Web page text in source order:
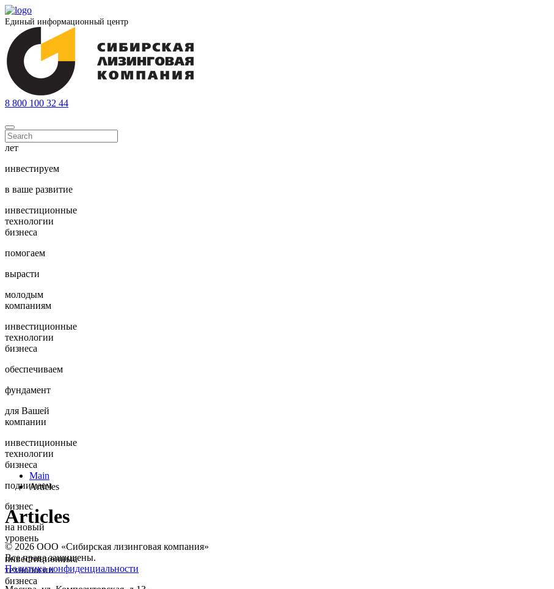
Единый информационный центр
8 800 100 32 44
лет
инвестируем
в ваше развитие
инвестиционные
технологии
бизнеса
помогаем
вырасти
молодым
компаниям
инвестиционные
технологии
бизнеса
обеспечиваем
фундамент
для Вашей
компании
инвестиционные
технологии
бизнеса
поднимаем
бизнес
на новый
уровень
инвестиционные
технологии
бизнеса
Main
Articles
Articles
© 2026 ООО «Сибирская лизинговая компания»
Все права защищены.
Политика конфиденциальности